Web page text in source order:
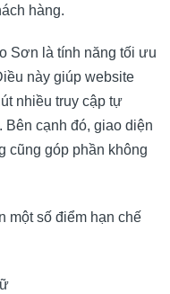
hàng.
Sơn là tính năng tối ưu
này giúp website
nhiều truy cập tự
Bên cạnh đó, giao diện
cũng góp phần không
một số điểm hạn chế